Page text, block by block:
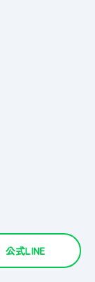
公式LINE